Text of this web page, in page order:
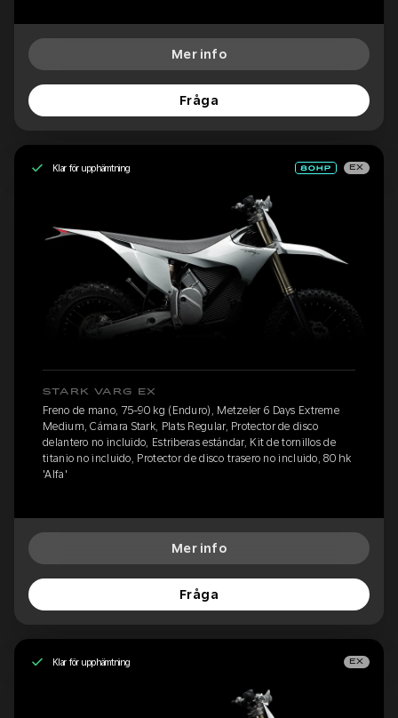
Mer info
Fråga
Klar för upphämtning EX
STARK VARG EX
Freno de mano, 75-90 kg (Enduro), Metzeler 6 Days Extreme
Medium, Cámara Stark, Plats Regular, Protector de disco
delantero no incluido, Estriberas estándar, Kit de tornillos de
titanio no incluido, Protector de disco trasero no incluido, 80 hk
'Alfa'
Mer info
Fråga
Klar för upphämtning EX